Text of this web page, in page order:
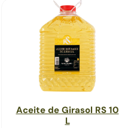
Aceite de Girasol RS 10
L